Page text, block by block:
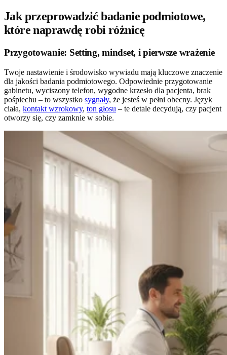
Jak przeprowadzić badanie podmiotowe,
które naprawdę robi różnicę
Przygotowanie: Setting, mindset, i pierwsze wrażenie
Twoje nastawienie i środowisko wywiadu mają kluczowe znaczenie
dla jakości badania podmiotowego. Odpowiednie przygotowanie
gabinetu, wyciszony telefon, wygodne krzesło dla pacjenta, brak
pośpiechu – to wszystko sygnały, że jesteś w pełni obecny. Język
ciała, kontakt wzrokowy, ton głosu – te detale decydują, czy pacjent
otworzy się, czy zamknie w sobie.